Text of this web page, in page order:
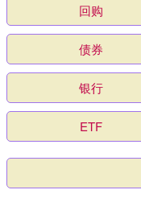
回购
债券
银行
ETF